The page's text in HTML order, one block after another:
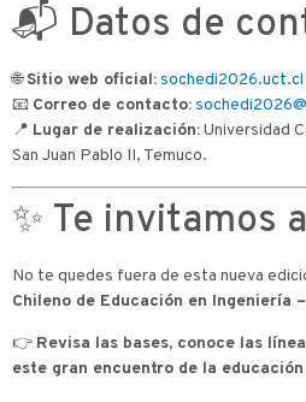
📬 Datos de
🌐Sitio web oficial:sochedi2026.uct.cl
📧 Correo de contacto:
📍 Lugar de realización:Universidad
San Juan Pablo II, Temuco.
✨ Te invitamos
No te quedes fuera de esta nueva
Chileno de Educación en Ingeniería
👉 Revisa las bases, conoce las
este gran encuentro de la